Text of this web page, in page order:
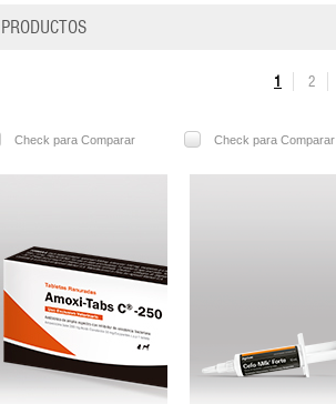
PRODUCTOS
1 2
Check para Comparar Check para Comparar